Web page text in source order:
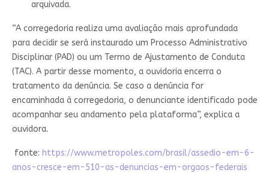
arquivada.
“A corregedoria realiza uma avaliação mais aprofundada
para decidir se será instaurado um Processo Administrativo
Disciplinar (PAD) ou um Termo de Ajustamento de Conduta
(TAC). A partir desse momento, a ouvidoria encerra o
tratamento da denúncia. Se caso a denúncia for
encaminhada à corregedoria, o denunciante identificado pode
acompanhar seu andamento pela plataforma”, explica a
ouvidora.
fonte: https://www.metropoles.com/brasil/assedio-em-6-
anos-cresce-em-510-as-denuncias-em-orgaos-federais